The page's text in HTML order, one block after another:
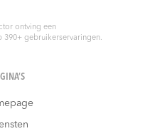
ontving een
390+ gebruikerservaringen.